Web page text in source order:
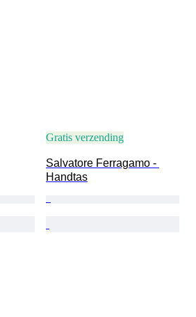
Gratis verzending
Salvatore Ferragamo -
Handtas